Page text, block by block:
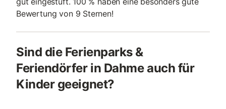
Bewertung von 9 Sternen!
Sind die Ferienparks &
Feriendörfer in Dahme auch für
Kinder geeignet?